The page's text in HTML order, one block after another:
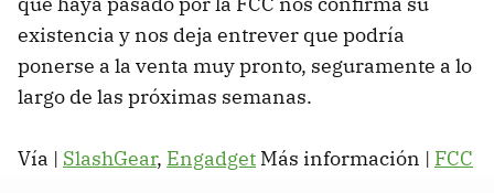
existencia y nos deja entrever que podría
ponerse a la venta muy pronto, seguramente a lo
largo de las próximas semanas.
Vía | SlashGear, Engadget Más información | FCC